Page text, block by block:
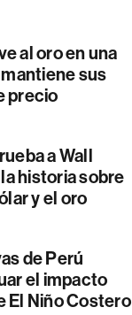
al oro en una
sus
precio
a Wall
historia sobre
y el oro
de Perú
el impacto
El Niño Costero